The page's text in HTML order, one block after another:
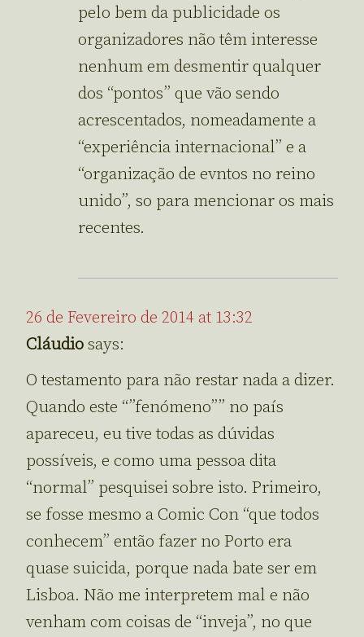
pelo bem da publicidade os
organizadores não têm interesse
nenhum em desmentir qualquer
dos “pontos” que vão sendo
acrescentados, nomeadamente a
“experiência internacional” e a
“organização de evntos no reino
unido”, so para mencionar os mais
recentes.
26 de Fevereiro de 2014 at 13:32
Cláudiosays:
O testamento para não restar nada a dizer.
Quando este “”fenómeno”” no país
apareceu, eu tive todas as dúvidas
possíveis, e como uma pessoa dita
“normal” pesquisei sobre isto. Primeiro,
se fosse mesmo a Comic Con “que todos
conhecem” então fazer no Porto era
quase suicida, porque nada bate ser em
Lisboa. Não me interpretem mal e não
venham com coisas de “inveja”, no que